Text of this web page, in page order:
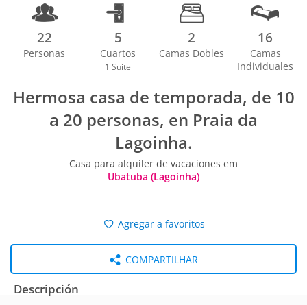
22
Personas
5
Cuartos
1 Suite
2
Camas Dobles
16
Camas
Individuales
Hermosa casa de temporada, de 10
a 20 personas, en Praia da
Lagoinha.
Casa para alquiler de vacaciones em
Ubatuba (Lagoinha)
Agregar a favoritos
COMPARTILHAR
Descripción